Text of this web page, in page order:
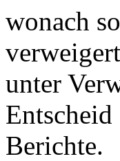
wonach
unter
Entscheid
Berichte.